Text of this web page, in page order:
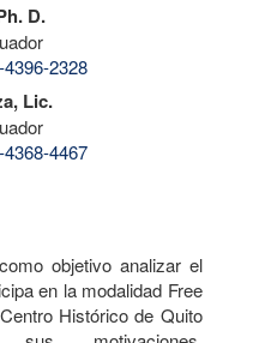
D.
2328
Lic.
4467
objetivo analizar el
en la modalidad Free
Histórico de Quito